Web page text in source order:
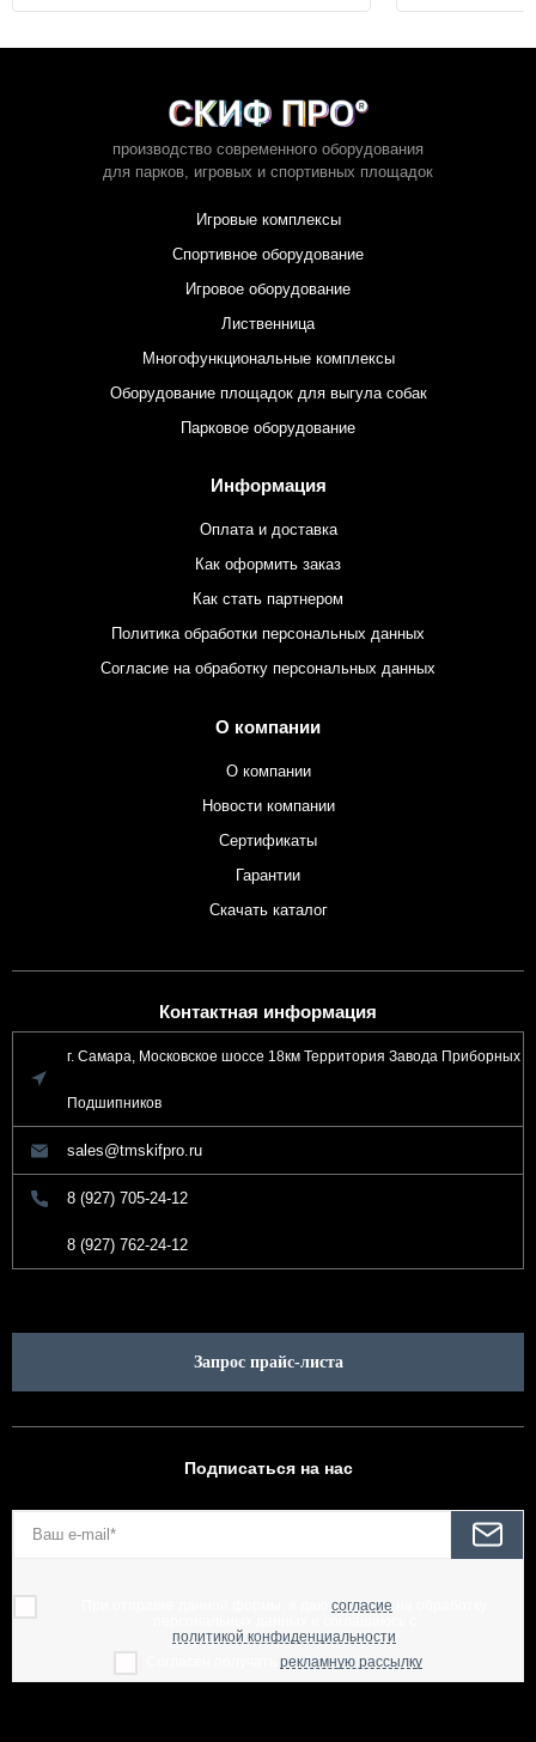
производство современного оборудования
для парков, игровых и спортивных площадок
Игровые комплексы
Спортивное оборудование
Игровое оборудование
Лиственница
Многофункциональные комплексы
Оборудование площадок для выгула собак
Парковое оборудование
Информация
Оплата и доставка
Как оформить заказ
Как стать партнером
Политика обработки персональных данных
Согласие на обработку персональных данных
О компании
О компании
Новости компании
Сертификаты
Гарантии
Скачать каталог
Контактная информация
г. Самара, Московское шоссе 18км Территория Завода Приборных
Подшипников
sales@tmskifpro.ru
8 (927) 705-24-12
8 (927) 762-24-12
Запрос прайс-листа
Подписаться на нас
согласие
политикой конфиденциальности
рекламную рассылку